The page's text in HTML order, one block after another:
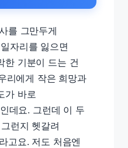
를 그만두게
자리를 잃으면
한 기분이 드는 건
리에게 작은 희망과
가 바로
인데요. 그런데 이 두
런지 헷갈려
고요. 저도 처음엔